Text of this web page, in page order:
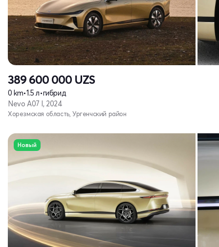
389 600 000 UZS
0 km•1.5 л•гибрид
Nevo A07 I, 2024
Хорезмская область, Ургенчский район
Новый